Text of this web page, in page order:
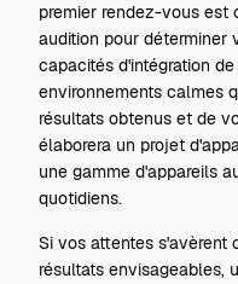
premier rendez-vous est
audition pour déterminer
capacités d'intégration
environnements calmes
résultats obtenus et de
élaborera un projet
une gamme d'appareils
quotidiens.
Si vos attentes s'avèrent
résultats envisageables,